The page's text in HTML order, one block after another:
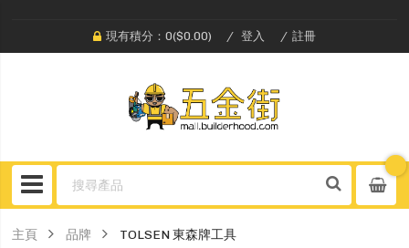
現有積分：0($0.00) 登入 註冊
主頁 品牌 TOLSEN 東森牌工具